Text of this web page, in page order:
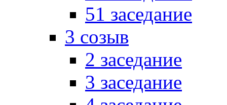
51 заседание
3 созыв
2 заседание
3 заседание